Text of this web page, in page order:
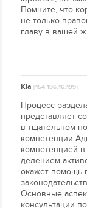
Помните, что
не только
главу в вашей
Kia[154.196.16.199]
Процесс
представляет
в тщательном
компетенции
компетенцией
делением
окажет помощь
Основные
консультации